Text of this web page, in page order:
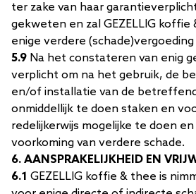
ter zake van haar
gekweten en zal GEZELLIG
enige verdere
5.9 Na het constateren van enig
verplicht om na het gebruik, de
en/of installatie van de
onmiddellijk te doen staken en
redelijkerwijs mogelijke te doen
voorkoming van verdere schade.
6. AANSPRAKELIJKHEID EN
6.1 GEZELLIG koffie & thee is